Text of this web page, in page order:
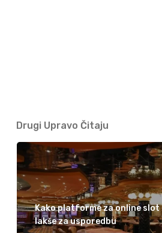
Drugi Upravo Čitaju
Kako platforme za online
lakše za usporedbu